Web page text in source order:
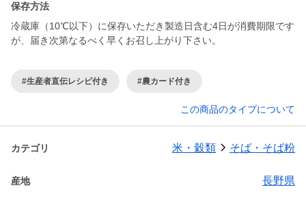
保存方法
冷蔵庫（10℃以下）に保存いただき製造日含む4日が消費期限です
が、届き次第なるべく早くお召し上がり下さい。
#生産者直伝レシピ付き #農カード付き
この商品のタイプについて
カテゴリ 米・穀類 そば・そば粉
産地 長野県